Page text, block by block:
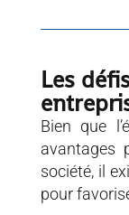
Les
Bien que
avantages
société, il
pour